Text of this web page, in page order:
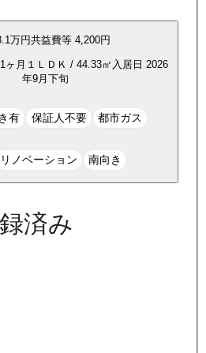
万円共益費等 4,200円
1ヶ月 １ＬＤＫ / 44.33㎡ 入居日 2026
年9月下旬
有 保証人不要 都市ガス
リノベーション 南向き
済み